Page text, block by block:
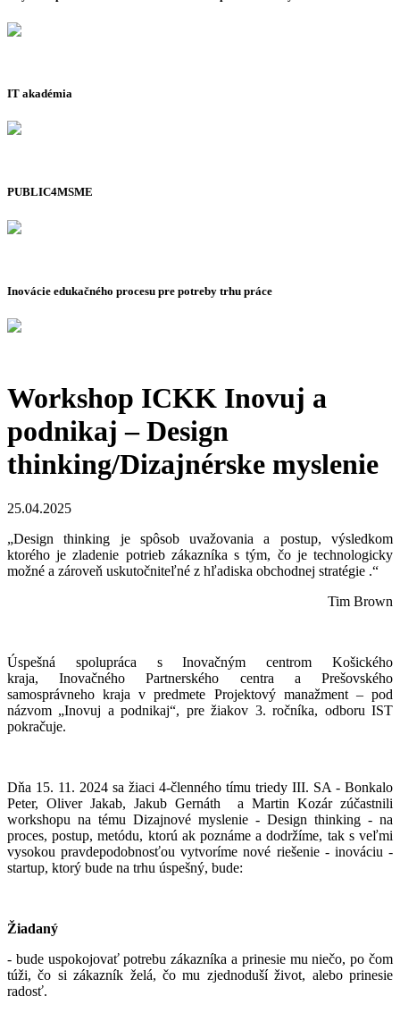
IT akadémia
PUBLIC4MSME
Inovácie edukačného procesu pre potreby trhu práce
Workshop ICKK Inovuj a
podnikaj – Design
thinking/Dizajnérske myslenie
25.04.2025
„Design thinking je spôsob uvažovania a postup, výsledkom
ktorého je zladenie potrieb zákazníka s tým, čo je technologicky
možné a zároveň uskutočniteľné z hľadiska obchodnej stratégie .“
Tim Brown
Úspešná spolupráca s Inovačným centrom Košického
kraja, Inovačného Partnerského centra a Prešovského
samosprávneho kraja v predmete Projektový manažment – pod
názvom „Inovuj a podnikaj“, pre žiakov 3. ročníka, odboru IST
pokračuje.
Dňa 15. 11. 2024 sa žiaci 4-členného tímu triedy III. SA - Bonkalo
Peter, Oliver Jakab, Jakub Gernáth a Martin Kozár zúčastnili
workshopu na tému Dizajnové myslenie - Design thinking - na
proces, postup, metódu, ktorú ak poznáme a dodržíme, tak s veľmi
vysokou pravdepodobnosťou vytvoríme nové riešenie - inováciu -
startup, ktorý bude na trhu úspešný, bude:
Žiadaný
- bude uspokojovať potrebu zákazníka a prinesie mu niečo, po čom
túži, čo si zákazník želá, čo mu zjednoduší život, alebo prinesie
radosť.